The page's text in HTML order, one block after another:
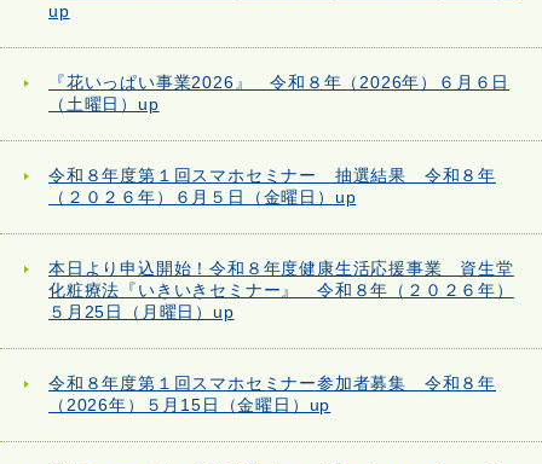
up
『花いっぱい事業2026』 令和８年（2026年）６月６日
（土曜日）up
令和８年度第１回スマホセミナー 抽選結果 令和８年
（２０２６年）６月５日（金曜日）up
本日より申込開始！令和８年度健康生活応援事業 資生堂
化粧療法『いきいきセミナー』 令和８年（２０２６年）
５月25日（月曜日）up
令和８年度第１回スマホセミナー参加者募集 令和８年
（2026年）５月15日（金曜日）up